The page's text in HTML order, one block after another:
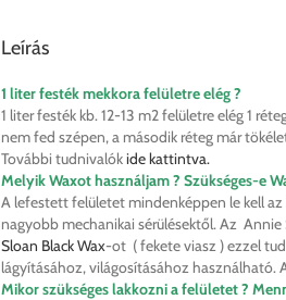
Leírás
1 liter festék mekkora felületre elég ?
1 liter festék kb. 12-13 m2 felületre elég 1
nem fed szépen, a második réteg már
További tudnivalókide kattintva.
Melyik Waxot használjam ? Szükséges-e
A lefestett felületet mindenképpen le kell az
nagyobb mechanikai sérülésektől. Az
Sloan Black Wax-ot ( fekete viasz ) ezzel
lágyításához, világosításához
Mikor szükséges lakkozni a felületet ?